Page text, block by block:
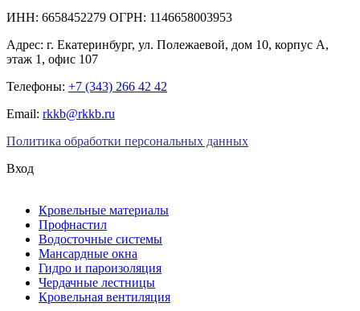
ИНН: 6658452279 ОГРН: 1146658003953
Адрес: г. Екатеринбург, ул. Полежаевой, дом 10, корпус А,
этаж 1, офис 107
Телефоны: +7 (343) 266 42 42
Email: rkkb@rkkb.ru
Политика обработки персональных данных
Вход
Кровельные материалы
Профнастил
Водосточные системы
Мансардные окна
Гидро и пароизоляция
Чердачные лестницы
Кровельная вентиляция